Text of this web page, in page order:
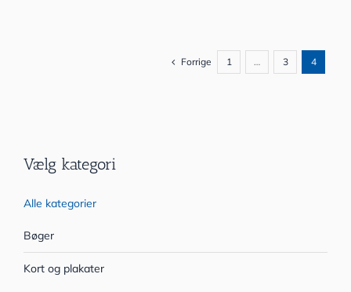
Forrige 1 … 3 4
Vælg kategori
Alle kategorier
Bøger
Kort og plakater